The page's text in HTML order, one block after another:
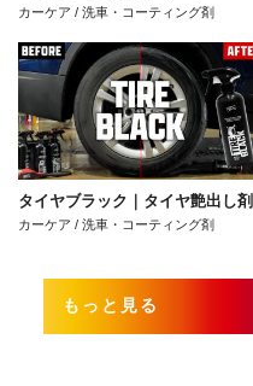
カーケア / 洗車・コーティング剤
タイヤブラック｜タイヤ艶出し剤
カーケア / 洗車・コーティング剤
もっと見る